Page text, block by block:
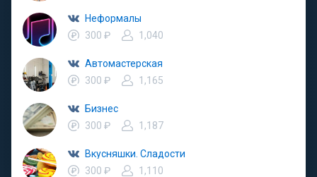
Неформалы
300 ₽
1,040
Автомастерская
300 ₽
1,165
Бизнес
300 ₽
1,187
Вкусняшки. Сладости
300 ₽
1,110